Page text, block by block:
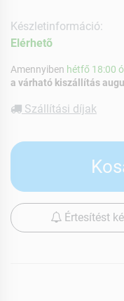
Készletinformáció:
Elérhetõ
Amennyiben hétfő 18:00
a várható kiszállítás
Szállítási díjak
Értesítést